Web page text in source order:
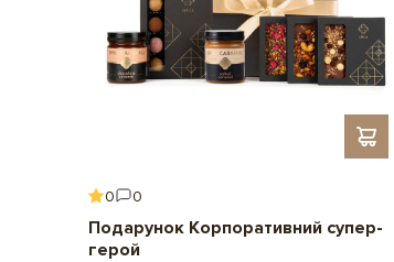
0 0
Подарунок Корпоративний супер-
герой